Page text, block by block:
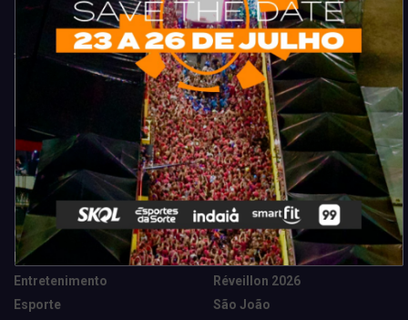
Categorias
Camarote Vip Junino
Cidade
Destaques
Entretenimento
Esporte
Marketing E Negócios
Música
News Tech
Réveillon 2026
São João